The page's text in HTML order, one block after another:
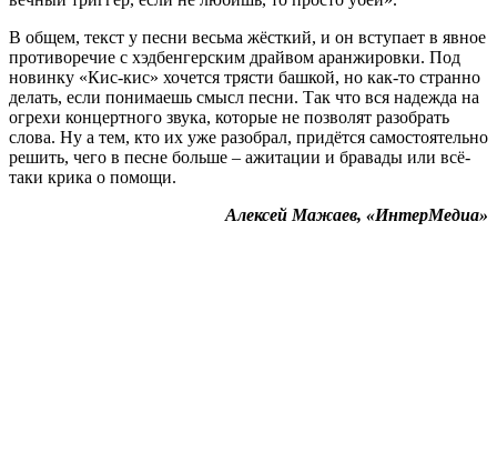
В общем, текст у песни весьма жёсткий, и он вступает в явное
противоречие с хэдбенгерским драйвом аранжировки. Под
новинку «Кис-кис» хочется трясти башкой, но как-то странно
делать, если понимаешь смысл песни. Так что вся надежда на
огрехи концертного звука, которые не позволят разобрать
слова. Ну а тем, кто их уже разобрал, придётся самостоятельно
решить, чего в песне больше – ажитации и бравады или всё-
таки крика о помощи.
Алексей Мажаев, «ИнтерМедиа»